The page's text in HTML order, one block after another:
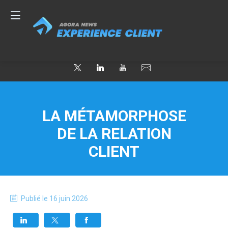
LA MÉTAMORPHOSE
DE LA RELATION
CLIENT
Publié le 16 juin 2026